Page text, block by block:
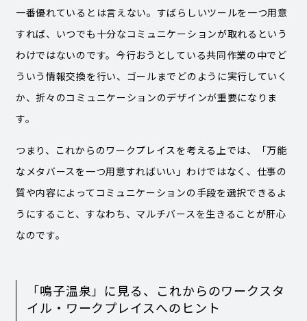
一番優れているとは言えない。すばらしいツールを一つ用意
すれば、いつでも十分なコミュニケーションが取れるという
わけではないのです。今行おうとしている共同作業の中でど
ういう情報交換を行い、ゴールまでどのように実行していく
か、折々のコミュニケーションのデザインが重要になりま
す。
つまり、これからのワークプレイスを考える上では、「万能
なメタバースを一つ用意すればいい」わけではなく、仕事の
質や内容によってコミュニケーションの手段を選択できるよ
うにすること、すなわち、マルチバースを生きることが肝心
なのです。
「鳴子温泉」に見る、これからのワークスタ
イル・ワークプレイスへのヒント